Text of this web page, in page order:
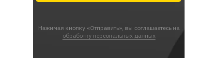
Нажимая кнопку «Отправить», вы соглашаетесь на
обработку персональных данных